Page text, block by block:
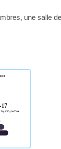
une salle